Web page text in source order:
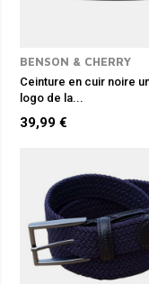
BENSON & CHERRY
Ceinture en cuir noire
logo de la...
39,99 €